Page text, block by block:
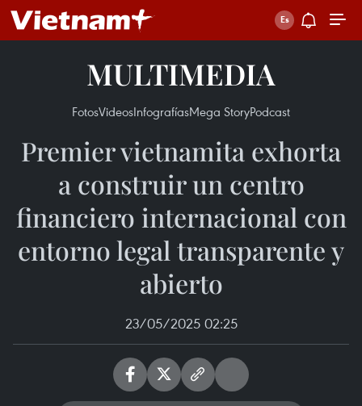
MULTIMEDIA
FotosVideosInfografíasMega StoryPodcast
Premier vietnamita exhorta
a construir un centro
financiero internacional con
entorno legal transparente y
abierto
23/05/2025 02:25